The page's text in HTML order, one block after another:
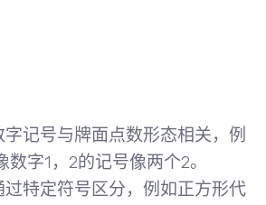
字记号与牌面点数形态相关，例
字1，2的记号像两个2。
过特定符号区分，例如正方形代